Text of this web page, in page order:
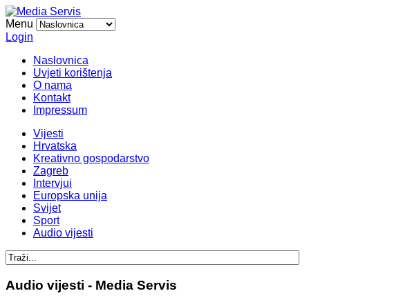
Menu
Login
Naslovnica
Uvjeti korištenja
O nama
Kontakt
Impressum
Vijesti
Hrvatska
Kreativno gospodarstvo
Zagreb
Intervjui
Europska unija
Svijet
Sport
Audio vijesti
Audio vijesti - Media Servis